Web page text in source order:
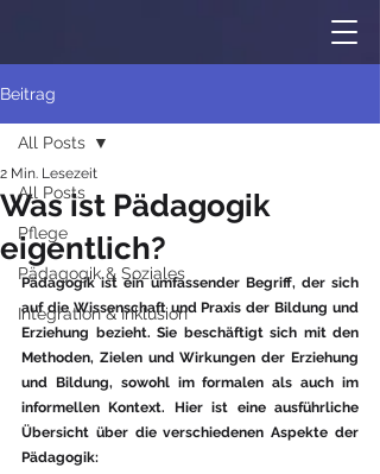
Beitrag
All Posts
Pflege
Pädagogik & Soziales
Integration & Inklusion
All Posts
Was ist Pädagogik
eigentlich?
2 Min. Lesezeit
Pädagogik ist ein umfassender Begriff, der sich
auf die Wissenschaft und Praxis der Bildung und
Erziehung bezieht. Sie beschäftigt sich mit den
Methoden, Zielen und Wirkungen der Erziehung
und Bildung, sowohl im formalen als auch im
informellen Kontext. Hier ist eine ausführliche
Übersicht über die verschiedenen Aspekte der
Pädagogik: